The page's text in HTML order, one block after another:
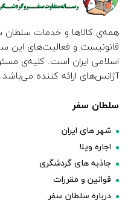
همه‌ی کالاها و خدمات سلطان
قانونیست و فعالیت‌های این
اسلامی ایران است. کلیه‌ی
آژانس‌های ارائه کننده می‌باشد.
سلطان سفر
شهر های ایران
اجاره ویلا
جاذبه های گردشگری
قوانین و مقررات
درباره سلطان سفر